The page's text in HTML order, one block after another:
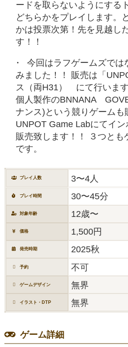
ードを取らないようにする
どちらかをプレイします。
かは投票次第！先を見越し
す！！
今回はラフゲームズでは
みました！！ 販売は「
ス（両H31） にて行いま
個人製作のBNNANA
ナンス)という競りゲームも
UNPOT Game Labにてイ
販売致します！！ ３つとも
です。
プレイ人数 3〜4人
プレイ時間 30〜45分
対象年齢 12歳〜
価格 1,500円
発売時期 2025秋
予約 不可
ゲームデザイン 無界
イラスト・DTP 無界
ゲーム詳細